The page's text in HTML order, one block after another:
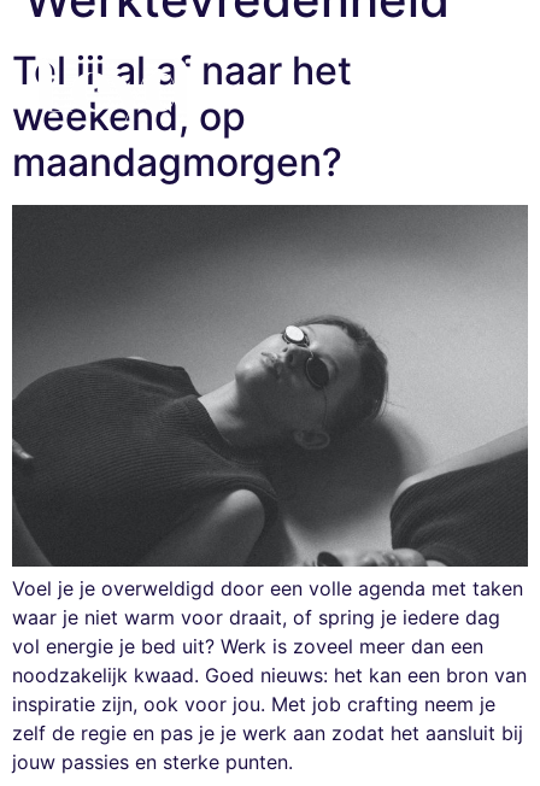
Tel jij al af naar het
weekend, op
maandagmorgen?
Voel je je overweldigd door een volle agenda met taken
waar je niet warm voor draait, of spring je iedere dag
vol energie je bed uit? Werk is zoveel meer dan een
noodzakelijk kwaad. Goed nieuws: het kan een bron van
inspiratie zijn, ook voor jou. Met job crafting neem je
zelf de regie en pas je je werk aan zodat het aansluit bij
jouw passies en sterke punten.